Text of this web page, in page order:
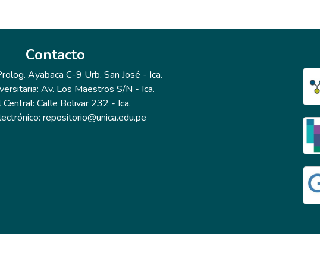
Contacto
Ayabaca C-9 Urb. San José - Ica.
Av. Los Maestros S/N - Ica.
Central: Calle Bolivar 232 - Ica.
repositorio@unica.edu.pe